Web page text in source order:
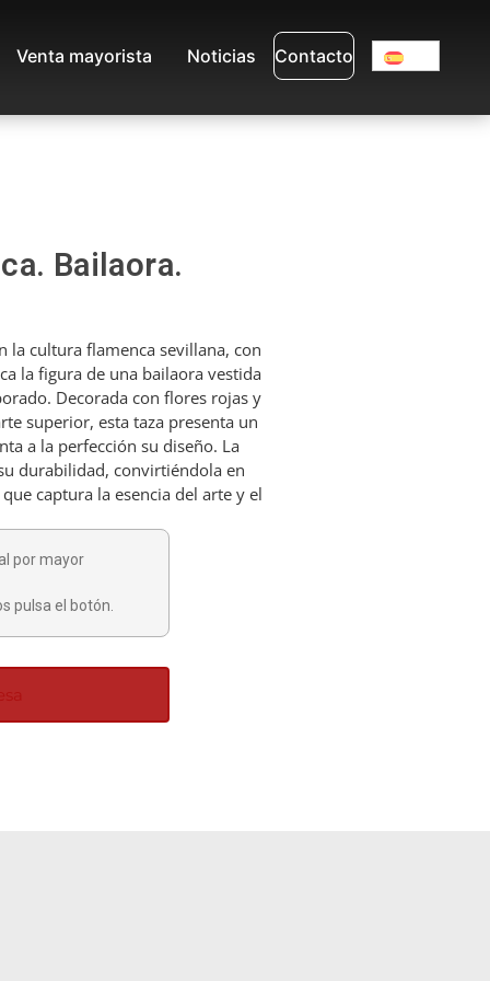
Venta mayorista Noticias Contacto
Bailaora.
la cultura flamenca sevillana, con
la figura de una bailaora vestida
Decorada con flores rojas y
superior, esta taza presenta un
a la perfección su diseño. La
durabilidad, convirtiéndola en
captura la esencia del arte y el
por mayor
pulsa el botón.